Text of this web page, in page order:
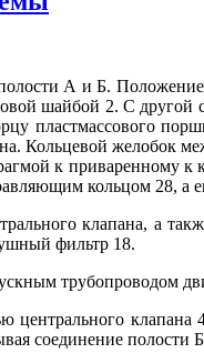
А и Б.
шайбой 2. С другой
пластмассового
Кольцевой желобок
к приваренному к
кольцом 28, а
клапана, а
фильтр 18.
трубопроводом
соединение полости